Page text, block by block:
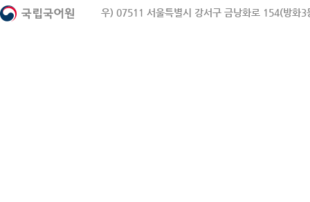
우) 07511 서울특별시 강서구 금낭화로 154(방화3